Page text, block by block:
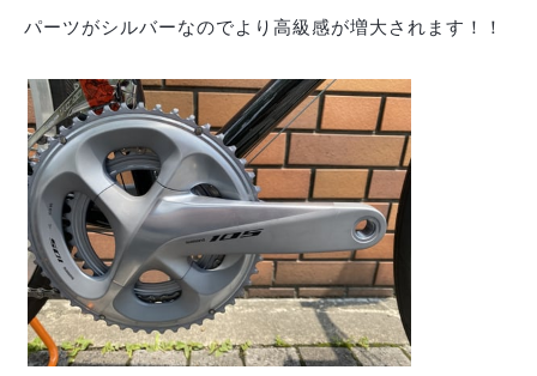
パーツがシルバーなのでより高級感が増大されます！！